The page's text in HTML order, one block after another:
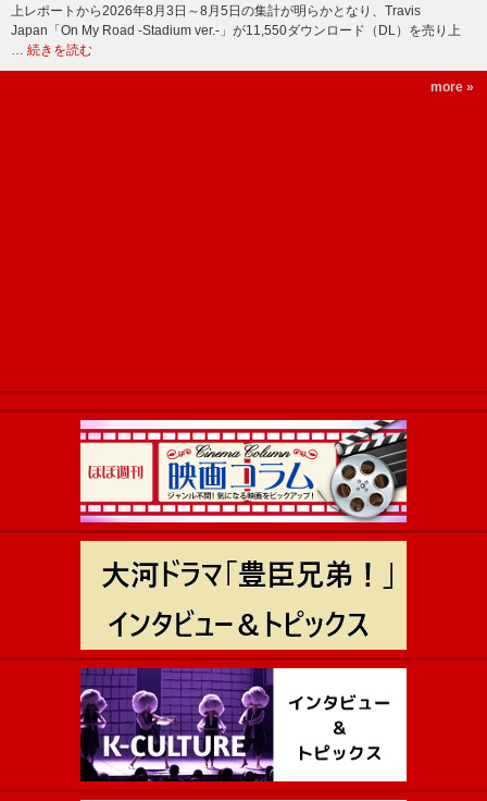
上レポートから2026年8月3日～8月5日の集計が明らかとなり、Travis
Japan「On My Road -Stadium ver.-」が11,550ダウンロード（DL）を売り上
… 続きを読む
more »